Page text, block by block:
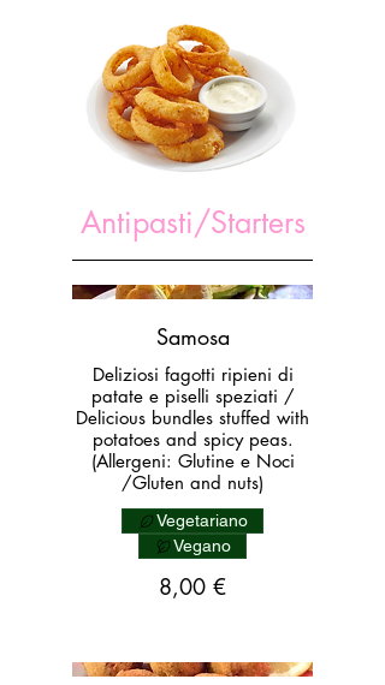
Antipasti/Starters
Samosa
Deliziosi fagotti ripieni di
patate e piselli speziati /
Delicious bundles stuffed with
potatoes and spicy peas.
(Allergeni: Glutine e Noci
/Gluten and nuts)
8,00 €
Vegetariano
Vegano